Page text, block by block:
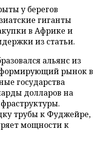
у берегов
гиганты
в Африке и
из статьи.
альянс из
рынок в
государства
долларов на
трубы к Фуджейре,
мощности к